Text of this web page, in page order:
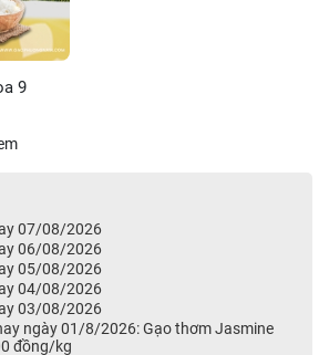
9
07/08/2026
06/08/2026
05/08/2026
04/08/2026
03/08/2026
ngày 01/8/2026: Gạo thơm Jasmine
đồng/kg